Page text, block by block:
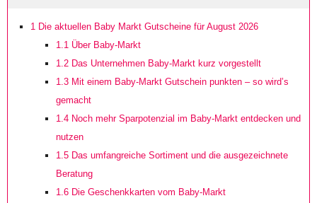
1 Die aktuellen Baby Markt Gutscheine für August 2026
1.1Über Baby-Markt
1.2Das Unternehmen Baby-Markt kurz vorgestellt
1.3Mit einem Baby-Markt Gutschein punkten – so wird’s
gemacht
1.4Noch mehr Sparpotenzial im Baby-Markt entdecken und
nutzen
1.5Das umfangreiche Sortiment und die ausgezeichnete
Beratung
1.6Die Geschenkkarten vom Baby-Markt